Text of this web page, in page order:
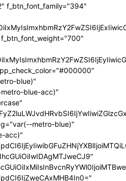
f_btn_font_family="394"
blue)"
metro-blue-acc)"
metro-blue)"
acc)"